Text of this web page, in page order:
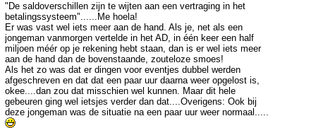
"De saldoverschillen zijn te wijten aan een vertraging in het
betalingssysteem"......Me hoela!
Er was vast wel iets meer aan de hand. Als je, net als een
jongeman vanmorgen vertelde in het AD, in één keer een half
miljoen méér op je rekening hebt staan, dan is er wel iets meer
aan de hand dan de bovenstaande, zouteloze smoes!
Als het zo was dat er dingen voor eventjes dubbel werden
afgeschreven en dat dat een paar uur daarna weer opgelost is,
okee....dan zou dat misschien wel kunnen. Maar dit hele
gebeuren ging wel ietsjes verder dan dat....Overigens: Ook bij
deze jongeman was de situatie na een paar uur weer normaal.....